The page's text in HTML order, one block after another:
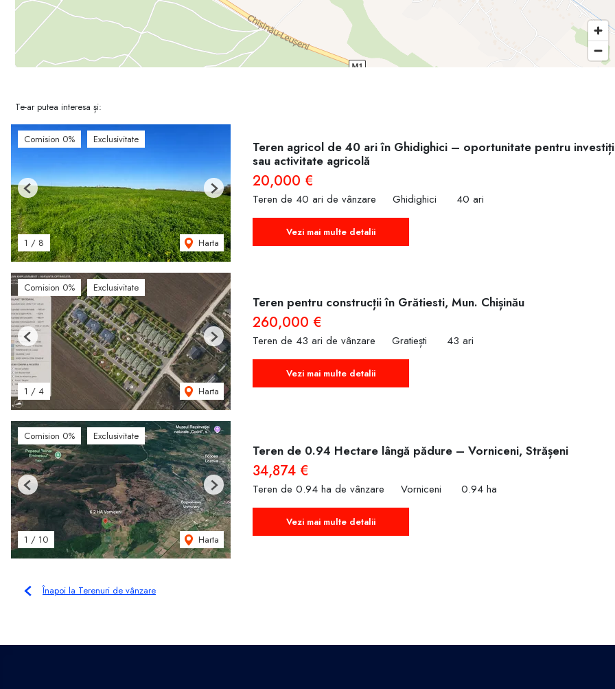
Te-ar putea interesa și:
Comision 0% Exclusivitate
1 / 8 Harta
Previous Next
Teren agricol de 40 ari în Ghidighici – oportunitate pentru
sau activitate agricolă
20,000 €
Teren de 40 ari de vânzare Ghidighici 40 ari
Vezi mai multe detalii
Comision 0% Exclusivitate
1 / 4 Harta
Previous Next
Teren pentru construcții în Grătiesti, Mun. Chișinău
260,000 €
Teren de 43 ari de vânzare Gratiești 43 ari
Vezi mai multe detalii
Comision 0% Exclusivitate
1 / 10 Harta
Previous Next
Teren de 0.94 Hectare lângă pădure – Vorniceni, Strășeni
34,874 €
Teren de 0.94 ha de vânzare Vorniceni 0.94 ha
Vezi mai multe detalii
Înapoi la Terenuri de vânzare